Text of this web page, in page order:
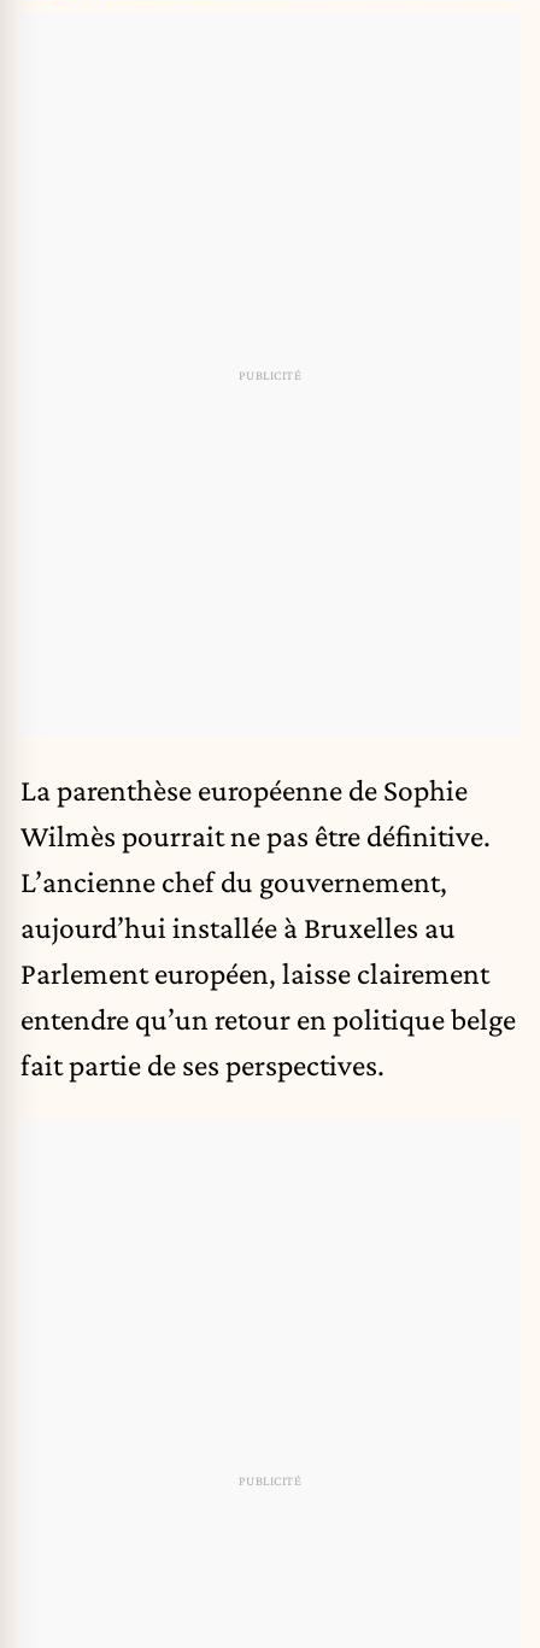
La parenthèse européenne de Sophie
Wilmès pourrait ne pas être définitive.
L’ancienne chef du gouvernement,
aujourd’hui installée à Bruxelles au
Parlement européen, laisse clairement
entendre qu’un retour en politique belge
fait partie de ses perspectives.